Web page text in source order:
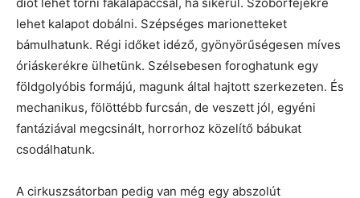
lehet kalapot dobálni. Szépséges marionetteket
bámulhatunk. Régi időket idéző, gyönyörűségesen míves
óriáskerékre ülhetünk. Szélsebesen foroghatunk egy
földgolyóbis formájú, magunk által hajtott szerkezeten. És
mechanikus, fölöttébb furcsán, de veszett jól, egyéni
fantáziával megcsinált, horrorhoz közelítő bábukat
csodálhatunk.
A cirkuszsátorban pedig van még egy abszolút